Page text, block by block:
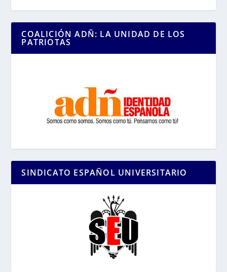
COALICIÓN ADÑ: LA UNIDAD DE LOS
PATRIOTAS
SINDICATO ESPAÑOL UNIVERSITARIO